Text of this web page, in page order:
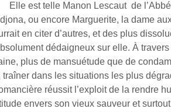
Elle est telle Manon Lescaut de
ou encore Marguerite, la dame
en citer d’autres, et des plus
dédaigneux sur elle. À travers
plus de mansuétude que de
dans les situations les plus
réussit l’exploit de la rendre
envers son vieux sauveur et